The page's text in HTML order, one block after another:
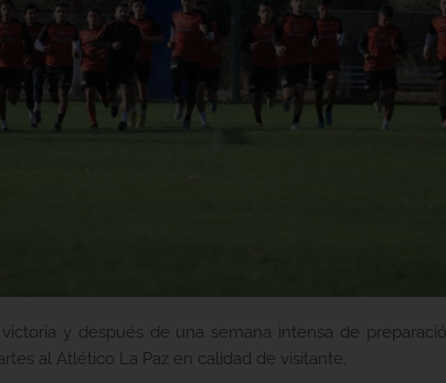
y después de una semana intensa de
al Atlético La Paz en calidad de visitante.